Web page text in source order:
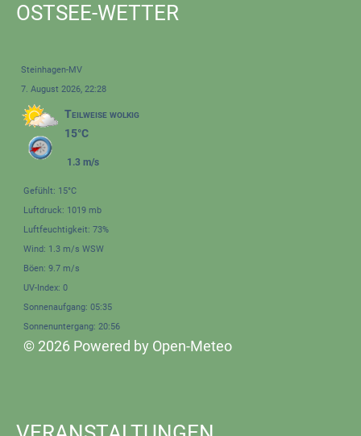
OSTSEE-WETTER
Steinhagen-MV
7. August 2026, 22:28
Teilweise wolkig
15°C
1.3 m/s
Gefühlt: 15°C
Luftdruck: 1019 mb
Luftfeuchtigkeit: 73%
Wind: 1.3 m/s WSW
Böen: 9.7 m/s
UV-Index: 0
Sonnenaufgang: 05:35
Sonnenuntergang: 20:56
© 2026 Powered by Open-Meteo